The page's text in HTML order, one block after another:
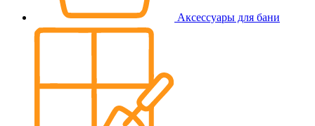
Аксессуары для бани